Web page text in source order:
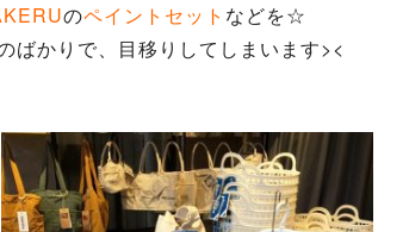
のペイントセット などを☆
ばかりで、目移りしてしまいます><